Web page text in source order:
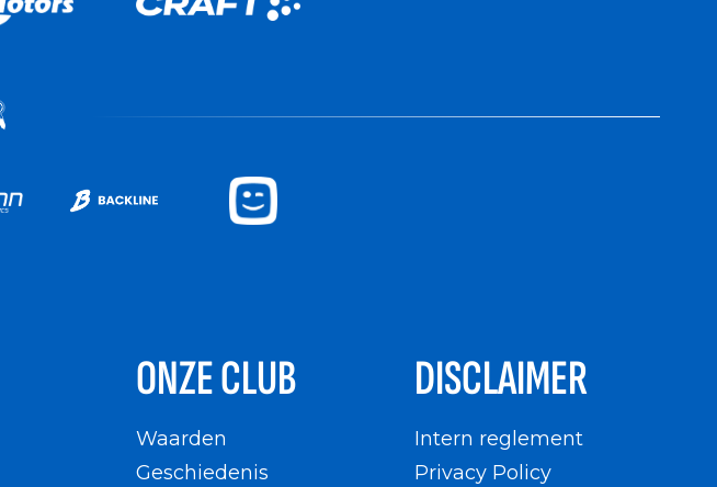
ONZE CLUB
Waarden
Geschiedenis
DISCLAIMER
Intern reglement
Privacy Policy